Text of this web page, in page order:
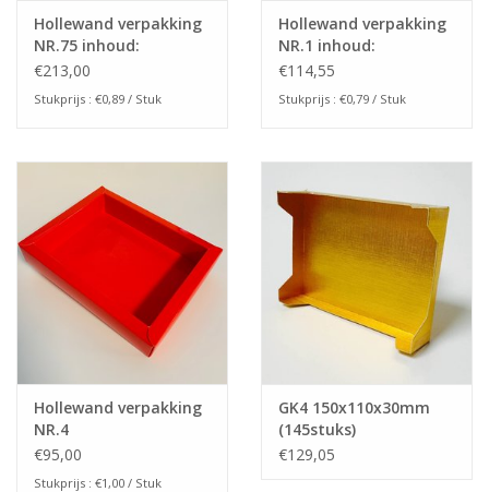
Hollewand verpakking
NR.75 inhoud:
75x75x25mm(240stuks)
€213,00
Stukprijs : €0,89 / Stuk
Hollewand verpakking
NR.1 inhoud:
130x90x27mm
€114,55
Stukprijs : €0,79 / Stuk
Hollewand verpakking
NR.4
inhoud:150x110x30mm
€95,00
Stukprijs : €1,00 / Stuk
GK4 150x110x30mm
(145stuks)
€129,05